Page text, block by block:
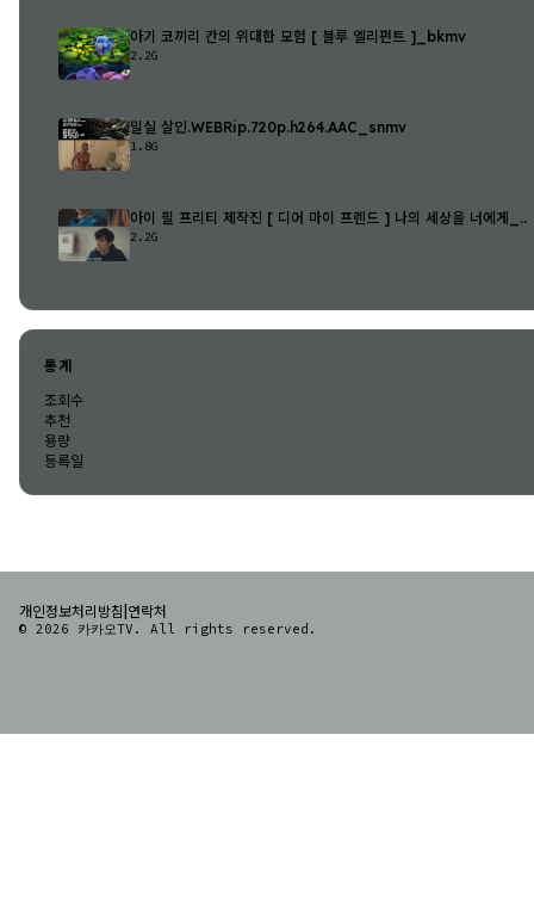
아기 코끼리 칸의 위대한 모험 [ 블루 엘리펀트 ]_bkmv
2.2G
밀실 살인.WEBRip.720p.h264.AAC_snmv
1.8G
아이 필 프리티 제작진 [ 디어 마이 프렌드 ] 나의 세상을 너에게_..
2.2G
통계
조회수
추천
용량
등록일
개인정보처리방침 연락처
© 2026 카카오TV. All rights reserved.